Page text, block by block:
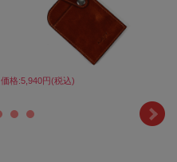
価格:5,940円(税込)